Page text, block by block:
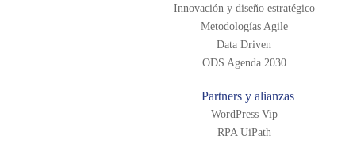
Innovación y diseño estratégico
Metodologías Agile
Data Driven
ODS Agenda 2030
Partners y alianzas
WordPress Vip
RPA UiPath
: hablamos de empresas grandes y complejas donde los